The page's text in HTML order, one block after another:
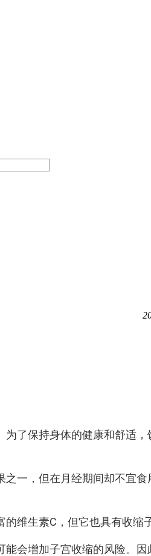
了保持身体的健康和舒适
一，但在月经期间却不宜
维生素C，但它也具有收
会增加子宫收缩的风险。因